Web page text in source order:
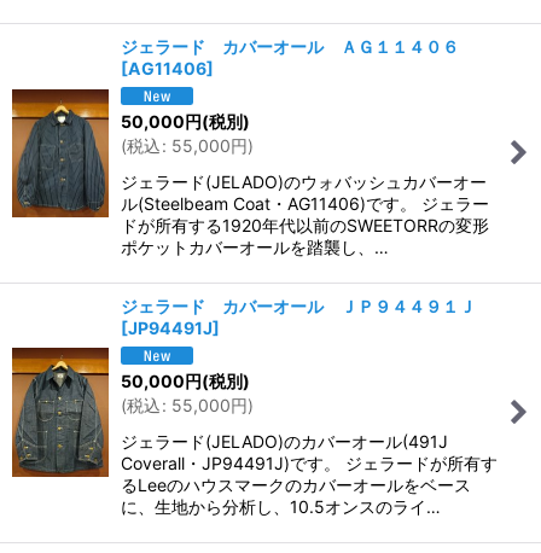
ジェラード カバーオール ＡＧ１１４０６
[AG11406]
50,000円(税別)
(税込: 55,000円)
ジェラード(JELADO)のウォバッシュカバーオー
ル(Steelbeam Coat・AG11406)です。 ジェラー
ドが所有する1920年代以前のSWEETORRの変形
ポケットカバーオールを踏襲し、…
ジェラード カバーオール ＪＰ９４４９１Ｊ
[JP94491J]
50,000円(税別)
(税込: 55,000円)
ジェラード(JELADO)のカバーオール(491J
Coverall・JP94491J)です。 ジェラードが所有す
るLeeのハウスマークのカバーオールをベース
に、生地から分析し、10.5オンスのライ…